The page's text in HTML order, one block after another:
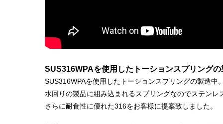
SUS316WPAを使用した トーションスプリングの
SUS316WPAを使用した トーションスプリングの製造中
水回りの製品に組み込まれるスプリングなのでステンレ
さらに耐食性に優れた316をお客様に提案致しました。